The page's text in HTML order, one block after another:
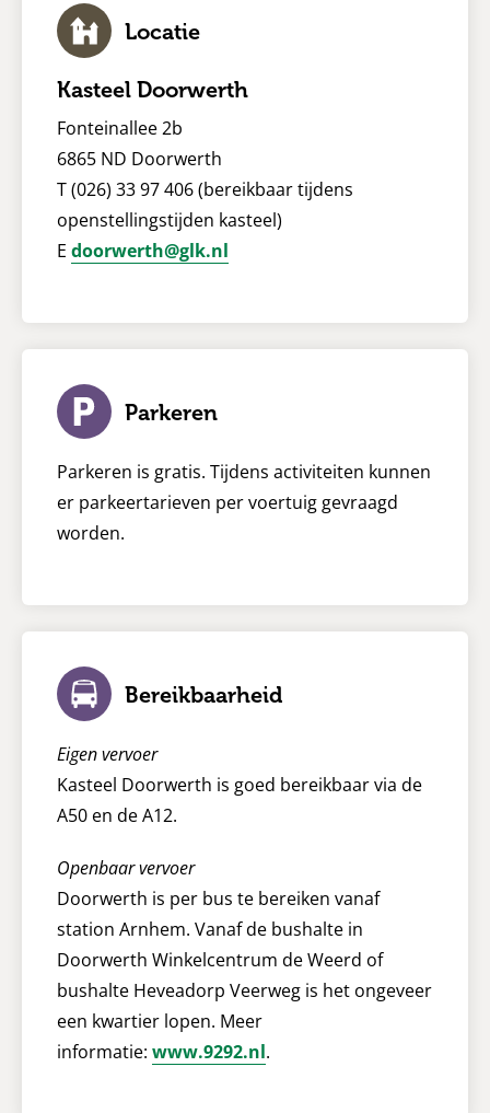
Locatie
Kasteel Doorwerth
Fonteinallee 2b
6865 ND Doorwerth
T (026) 33 97 406 (bereikbaar tijdens
openstellingstijden kasteel)
E doorwerth@glk.nl
Parkeren
Parkeren is gratis. Tijdens activiteiten kunnen
er parkeertarieven per voertuig gevraagd
worden.
Bereikbaarheid
Eigen vervoer
Kasteel Doorwerth is goed bereikbaar via de
A50 en de A12.
Openbaar vervoer
Doorwerth is per bus te bereiken vanaf
station Arnhem. Vanaf de bushalte in
Doorwerth Winkelcentrum de Weerd of
bushalte Heveadorp Veerweg is het ongeveer
een kwartier lopen. Meer
informatie: www.9292.nl.